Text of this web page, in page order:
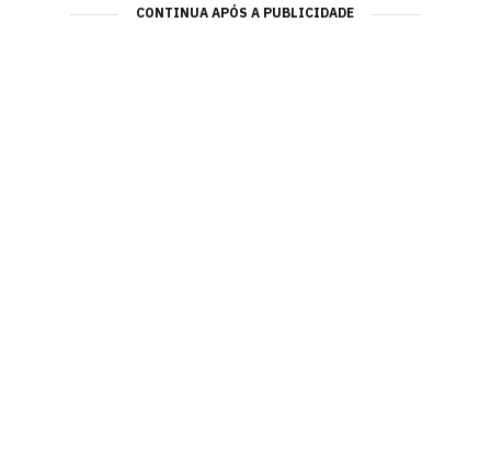
CONTINUA APÓS A PUBLICIDADE